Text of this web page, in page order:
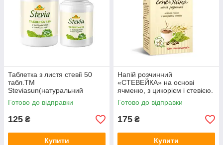
Таблетка з листя стевії 50
табл.ТМ
Steviasun(натуральний
цукрозамінник)
Готово до відправки
125 ₴
Купити
Напій розчинний
«СТЕВЕЙКА» на основі
ячменю, з цикорієм і стевією.
100 г.(натуральний
цукроззамінник)
Готово до відправки
175 ₴
Купити